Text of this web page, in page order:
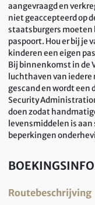
aangevraagd en
niet geaccepteerd op
staatsburgers moeten
paspoort. Hou er bij je
kinderen een eigen
Bij binnenkomst in de
luchthaven van
gescand en wordt
Security
doen zodat
levensmiddelen is
beperkingen
Routebeschrijving